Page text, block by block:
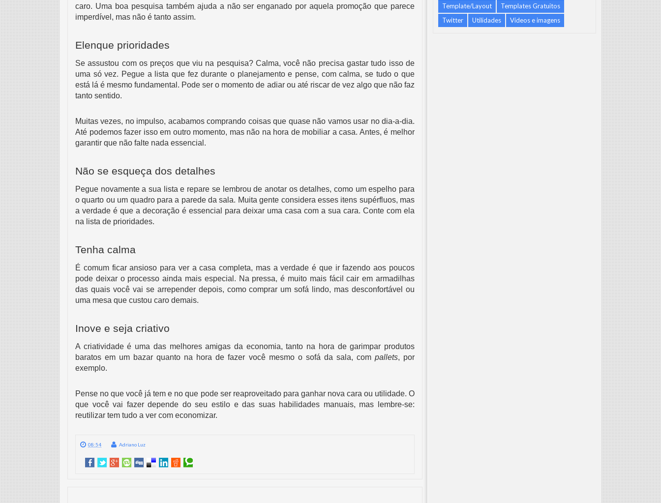
caro. Uma boa pesquisa também ajuda a não ser enganado por aquela promoção que parece
imperdível, mas não é tanto assim.
Elenque prioridades
Se assustou com os preços que viu na pesquisa? Calma, você não precisa gastar tudo isso de
uma só vez. Pegue a lista que fez durante o planejamento e pense, com calma, se tudo o que
está lá é mesmo fundamental. Pode ser o momento de adiar ou até riscar de vez algo que não faz
tanto sentido.
Muitas vezes, no impulso, acabamos comprando coisas que quase não vamos usar no dia-a-dia.
Até podemos fazer isso em outro momento, mas não na hora de mobiliar a casa. Antes, é melhor
garantir que não falte nada essencial.
Não se esqueça dos detalhes
Pegue novamente a sua lista e repare se lembrou de anotar os detalhes, como um espelho para
o quarto ou um quadro para a parede da sala. Muita gente considera esses itens supérfluos, mas
a verdade é que a decoração é essencial para deixar uma casa com a sua cara. Conte com ela
na lista de prioridades.
Tenha calma
É comum ficar ansioso para ver a casa completa, mas a verdade é que ir fazendo aos poucos
pode deixar o processo ainda mais especial. Na pressa, é muito mais fácil cair em armadilhas
das quais você vai se arrepender depois, como comprar um sofá lindo, mas desconfortável ou
uma mesa que custou caro demais.
Inove e seja criativo
A criatividade é uma das melhores amigas da economia, tanto na hora de garimpar produtos
baratos em um bazar quanto na hora de fazer você mesmo o sofá da sala, com pallets, por
exemplo.
Pense no que você já tem e no que pode ser reaproveitado para ganhar nova cara ou utilidade. O
que você vai fazer depende do seu estilo e das suas habilidades manuais, mas lembre-se:
reutilizar tem tudo a ver com economizar.
08:54 Adriano Luz
Template/Layout
Templates Gratuitos
Twitter
Utilidades Vídeos e imagens